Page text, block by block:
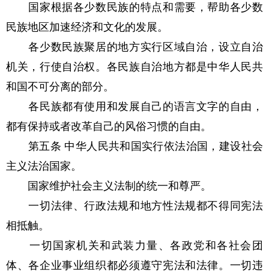
国家根据各少数民族的特点和需要，帮助各少数
民族地区加速经济和文化的发展。
各少数民族聚居的地方实行区域自治，设立自治
机关，行使自治权。各民族自治地方都是中华人民共
和国不可分离的部分。
各民族都有使用和发展自己的语言文字的自由，
都有保持或者改革自己的风俗习惯的自由。
第五条 中华人民共和国实行依法治国，建设社会
主义法治国家。
国家维护社会主义法制的统一和尊严。
一切法律、行政法规和地方性法规都不得同宪法
相抵触。
一切国家机关和武装力量、各政党和各社会团
体、各企业事业组织都必须遵守宪法和法律。一切违